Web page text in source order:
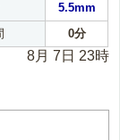
5.5mm
0分
8月 7日 23時